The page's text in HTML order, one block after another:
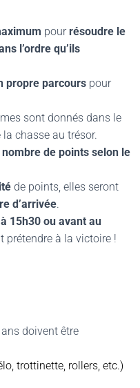
pourrésoudre le
l’ordre qu’ils
propre parcours pour
sont donnés dans le
chasse au trésor.
de points selon le
de points, elles seront
d’arrivée.
15h30 ou avant au
prétendre à la victoire !
doivent être
trottinette, rollers, etc.)